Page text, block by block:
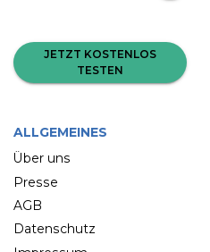
JETZT KOSTENLOS
TESTEN
ALLGEMEINES
Über uns
Presse
AGB
Datenschutz